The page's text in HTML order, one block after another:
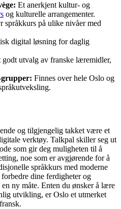
Et anerkjent kultur- og
og kulturelle arrangementer.
språkkurs på ulike nivåer med
digital løsning for daglig
godt utvalg av franske læremidler,
grupper: Finnes over hele Oslo og
og tilgjengelig takket være et
verktøy. Talkpal skiller seg ut
som gir deg muligheten til å
noe som er avgjørende for å
språkkurs med moderne
dine ferdigheter og
ny måte. Enten du ønsker å lære
utvikling, er Oslo et utmerket